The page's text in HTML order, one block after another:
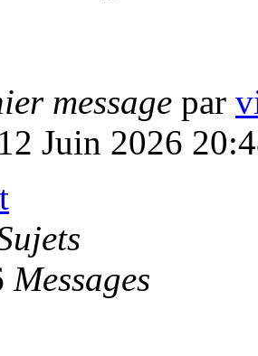
message par
Juin 2026
Messages